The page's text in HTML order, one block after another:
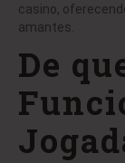
casino,
amantes.
De